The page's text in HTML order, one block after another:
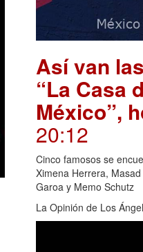
Así van
“La Casa
México”,
20:12
Cinco famosos se
Ximena Herrera,
Garoa y Memo Schutz
La Opinión de Los